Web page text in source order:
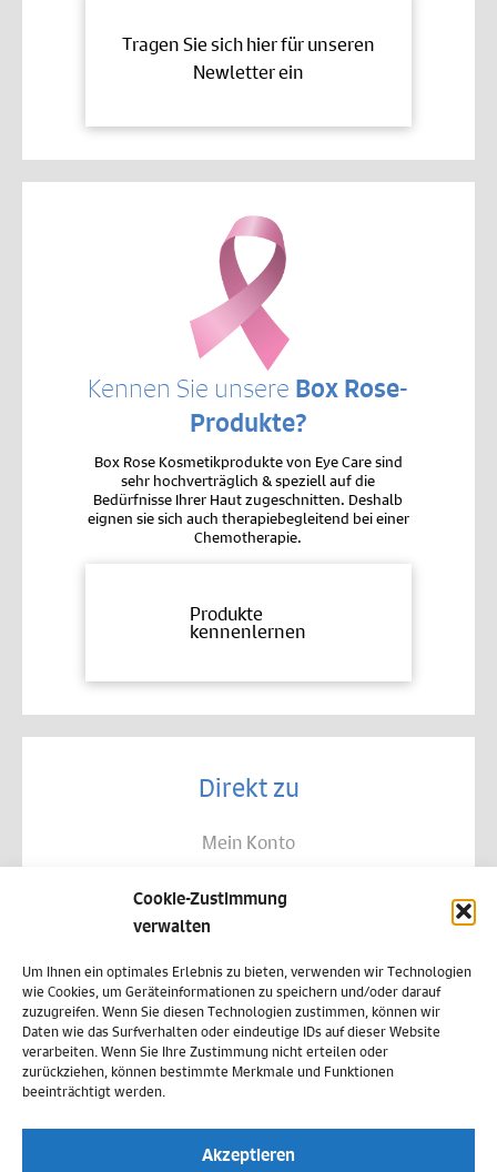
Cookie-Zustimmung
verwalten
Um Ihnen ein optimales Erlebnis zu bieten, verwenden wir Technologien
wie Cookies, um Geräteinformationen zu speichern und/oder darauf
zuzugreifen. Wenn Sie diesen Technologien zustimmen, können wir
Daten wie das Surfverhalten oder eindeutige IDs auf dieser Website
verarbeiten. Wenn Sie Ihre Zustimmung nicht erteilen oder
zurückziehen, können bestimmte Merkmale und Funktionen
beeinträchtigt werden.
Akzeptieren
Tragen Sie sich hier für unseren
Newletter ein
Kennen Sie unsere Box Rose-
Produkte?
Box Rose Kosmetikprodukte von Eye Care sind
sehr hochverträglich & speziell auf die
Bedürfnisse Ihrer Haut zugeschnitten. Deshalb
eignen sie sich auch therapiebegleitend bei einer
Chemotherapie.
Produkte
kennenlernen
Direkt zu
Mein Konto
Allgemeine Geschäftsbedingungen
Datenschutz
Widerruf
Zahlungsweisen
Versand & Lieferung
Cookie-Richtlinie (EU)